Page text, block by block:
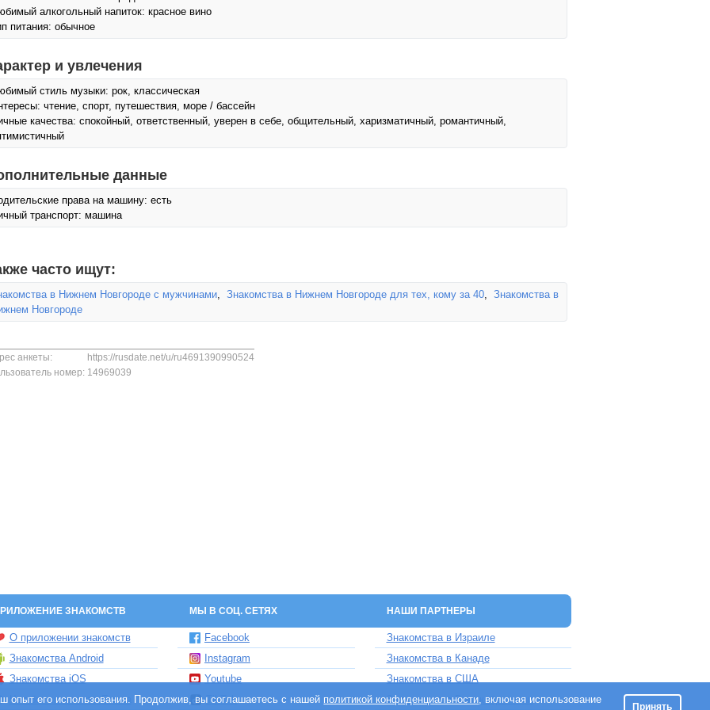
алкогольный напиток: красное вино
питания: обычное
и увлечения
стиль музыки: рок, классическая
чтение, спорт, путешествия, море / бассейн
качества: спокойный, ответственный, уверен в себе, общительный, харизматичный, романтичный,
данные
права на машину: есть
транспорт: машина
часто ищут:
в Нижнем Новгороде с мужчинами, Знакомства в Нижнем Новгороде для тех, кому за 40, Знакомства в
Новгороде
анкеты:
https://rusdate.net/u/ru4691390990524
номер: 14969039
ЗНАКОМСТВ МЫ В СОЦ. СЕТЯХ НАШИ ПАРТНЕРЫ
О приложении знакомств
Знакомства Android
Знакомства iOS
Чат бот знакомств Елена
Facebook
Instagram
Youtube
TikTok
Знакомства в Израиле
Знакомства в Канаде
Знакомства в США
Знакомства в Великобритании
опыт его использования. Продолжив, вы соглашаетесь с нашей политикой конфиденциальности, включая использование
Принять